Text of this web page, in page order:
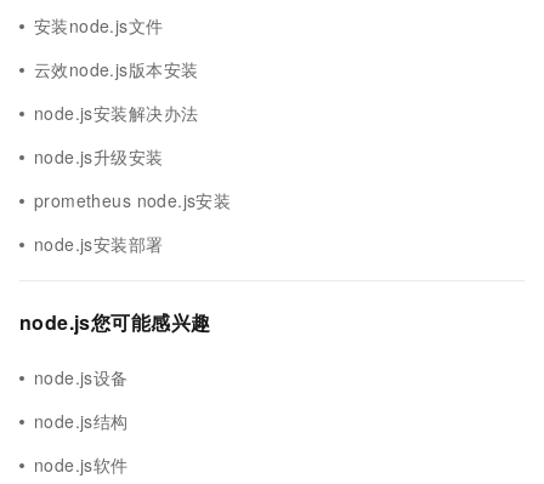
安装node.js文件
云效node.js版本安装
node.js安装解决办法
node.js升级安装
prometheus node.js安装
node.js安装部署
node.js您可能感兴趣
node.js设备
node.js结构
node.js软件